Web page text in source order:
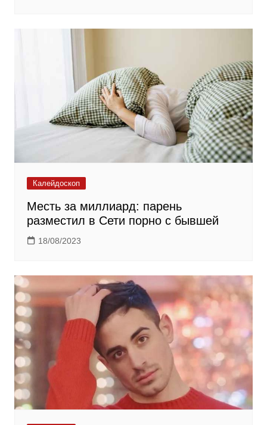
Калейдоскоп
Месть за миллиард: парень
разместил в Сети порно с бывшей
18/08/2023